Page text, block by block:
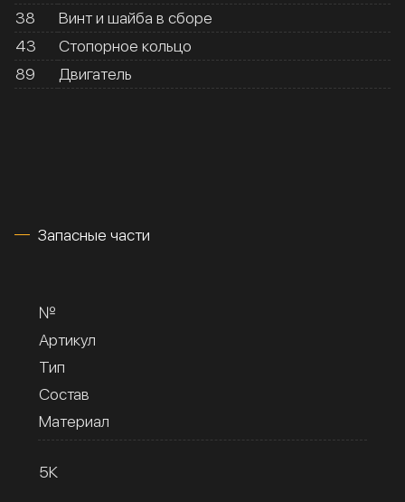
38
Винт и шайба в сборе
43
Стопорное кольцо
89
Двигатель
Запасные части
№
Артикул
Тип
Состав
Материал
5К